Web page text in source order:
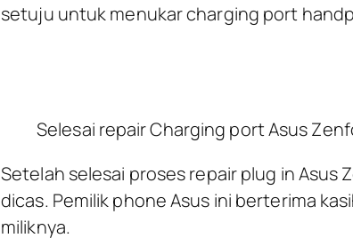
setuju untuk menukar charging port
Selesai repair Charging port Asus
Setelah selesai proses repair plug in Asus
dicas. Pemilik phone Asus ini berterima
miliknya.